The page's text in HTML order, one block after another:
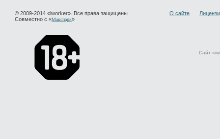
© 2009-2014 «iworker». Все права защищены
Совместно с «Макспарк»
О сайте
Сайт